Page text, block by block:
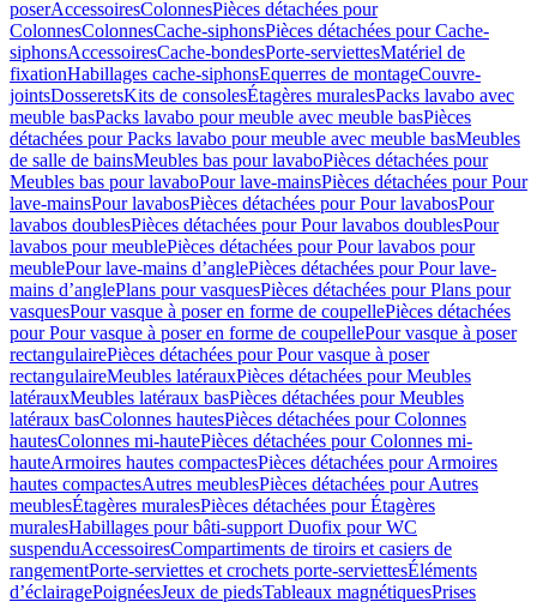
poserAccessoiresColonnesPièces détachées pour
ColonnesColonnesCache-siphonsPièces détachées pour Cache-
siphonsAccessoiresCache-bondesPorte-serviettesMatériel de
fixationHabillages cache-siphonsEquerres de montageCouvre-
jointsDosseretsKits de consolesÉtagères muralesPacks lavabo avec
meuble basPacks lavabo pour meuble avec meuble basPièces
détachées pour Packs lavabo pour meuble avec meuble basMeubles
de salle de bainsMeubles bas pour lavaboPièces détachées pour
Meubles bas pour lavaboPour lave-mainsPièces détachées pour Pour
lave-mainsPour lavabosPièces détachées pour Pour lavabosPour
lavabos doublesPièces détachées pour Pour lavabos doublesPour
lavabos pour meublePièces détachées pour Pour lavabos pour
meublePour lave-mains d’anglePièces détachées pour Pour lave-
mains d’anglePlans pour vasquesPièces détachées pour Plans pour
vasquesPour vasque à poser en forme de coupellePièces détachées
pour Pour vasque à poser en forme de coupellePour vasque à poser
rectangulairePièces détachées pour Pour vasque à poser
rectangulaireMeubles latérauxPièces détachées pour Meubles
latérauxMeubles latéraux basPièces détachées pour Meubles
latéraux basColonnes hautesPièces détachées pour Colonnes
hautesColonnes mi-hautePièces détachées pour Colonnes mi-
hauteArmoires hautes compactesPièces détachées pour Armoires
hautes compactesAutres meublesPièces détachées pour Autres
meublesÉtagères muralesPièces détachées pour Étagères
muralesHabillages pour bâti-support Duofix pour WC
suspenduAccessoiresCompartiments de tiroirs et casiers de
rangementPorte-serviettes et crochets porte-serviettesÉléments
d’éclairagePoignéesJeux de piedsTableaux magnétiquesPrises